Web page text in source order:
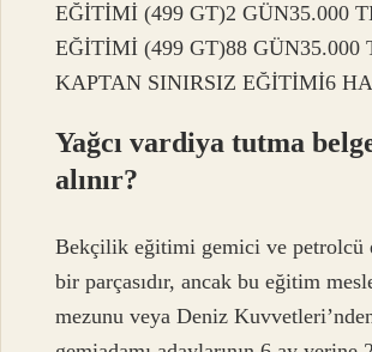
EĞİTİMİ (499 GT)2 GÜN35.000
EĞİTİMİ (499 GT)88 GÜN35.000
KAPTAN SINIRSIZ EĞİTİMİ6
Yağcı vardiya tutma
alınır?
Bekçilik eğitimi gemici ve petrolcü
bir parçasıdır, ancak bu eğitim
mezunu veya Deniz